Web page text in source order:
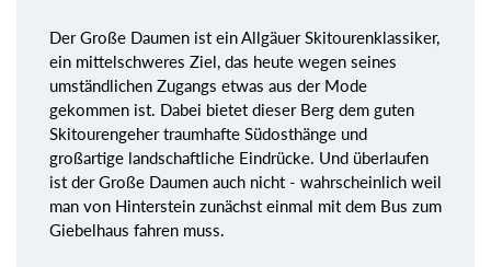
Der Große Daumen ist ein Allgäuer Skitourenklassiker,
ein mittelschweres Ziel, das heute wegen seines
umständlichen Zugangs etwas aus der Mode
gekommen ist. Dabei bietet dieser Berg dem guten
Skitourengeher traumhafte Südosthänge und
großartige landschaftliche Eindrücke. Und überlaufen
ist der Große Daumen auch nicht - wahrscheinlich weil
man von Hinterstein zunächst einmal mit dem Bus zum
Giebelhaus fahren muss.